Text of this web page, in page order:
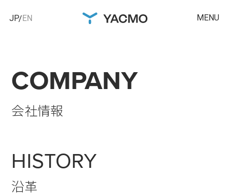
JP EN MENU
COMPANY
会社情報
HISTORY
沿革